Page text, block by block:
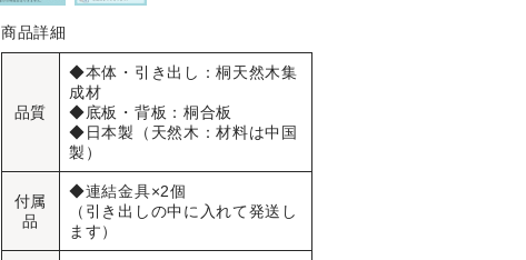
商品詳細
品質
◆本体・引き出し：桐天然木集
成材
◆底板・背板：桐合板
◆日本製（天然木：材料は中国
製）
付属
品
◆連結金具×2個
（引き出しの中に入れて発送し
ます）